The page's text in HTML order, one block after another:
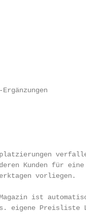
Kunden für
vorliegen.
Magazin ist
eigene Preisliste